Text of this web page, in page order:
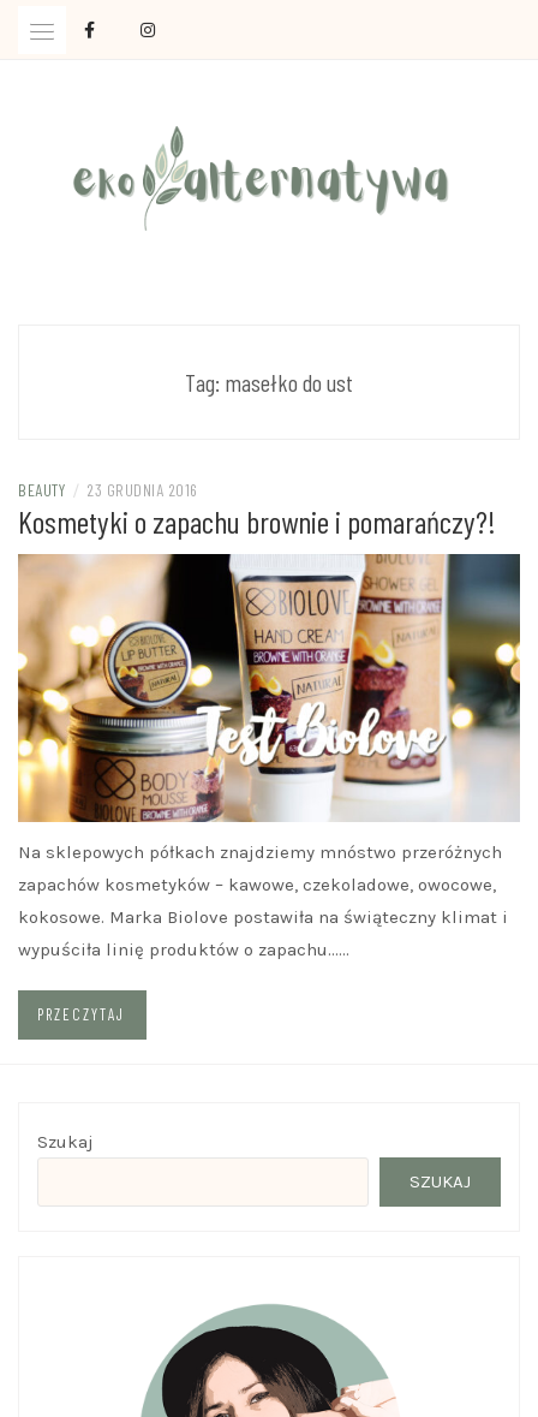
Tag: masełko do ust
BEAUTY / 23 GRUDNIA 2016
Kosmetyki o zapachu brownie i pomarańczy?!
Na sklepowych półkach znajdziemy mnóstwo przeróżnych
zapachów kosmetyków – kawowe, czekoladowe, owocowe,
kokosowe. Marka Biolove postawiła na świąteczny klimat i
wypuściła linię produktów o zapachu……
PRZECZYTAJ
Szukaj
SZUKAJ